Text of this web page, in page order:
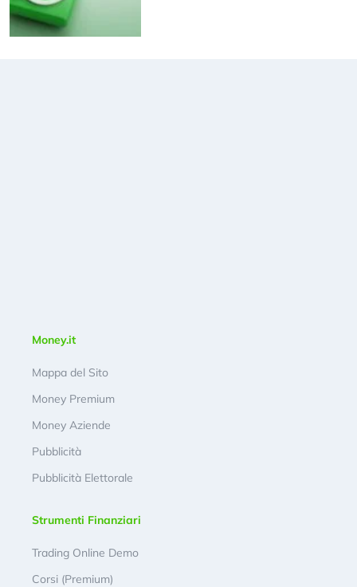
Money.it
Mappa del Sito
Money Premium
Money Aziende
Pubblicità
Pubblicità Elettorale
Strumenti Finanziari
Trading Online Demo
Corsi (Premium)